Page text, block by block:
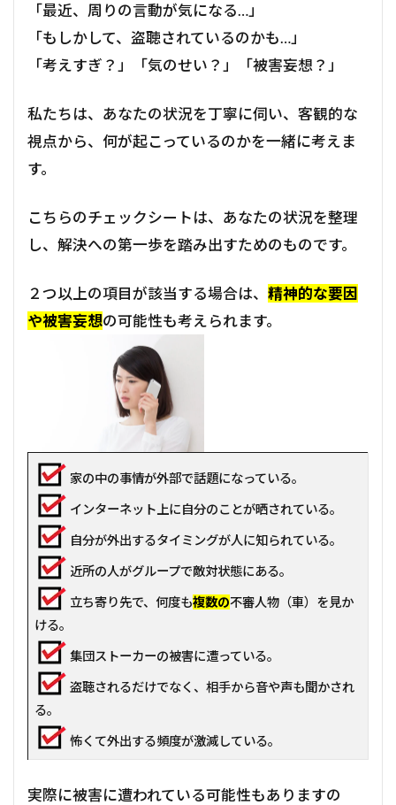
「最近、周りの言動が気になる…」
「もしかして、盗聴されているのかも…」
「考えすぎ？」「気のせい？」「被害妄想？」
私たちは、あなたの状況を丁寧に伺い、客観的な
視点から、何が起こっているのかを一緒に考えま
す。
こちらのチェックシートは、あなたの状況を整理
し、解決への第一歩を踏み出すためのものです。
２つ以上の項目が該当する場合は、 精神的な要因
や被害妄想の可能性も考えられます。
家の中の事情が外部で話題になっている。
インターネット上に自分のことが晒されている。
自分が外出するタイミングが人に知られている。
近所の人がグループで敵対状態にある。
立ち寄り先で、何度も複数の不審人物（車）を見か
ける。
集団ストーカーの被害に遭っている。
盗聴されるだけでなく、相手から音や声も聞かされ
る。
怖くて外出する頻度が激減している。
実際に被害に遭われている可能性もありますの